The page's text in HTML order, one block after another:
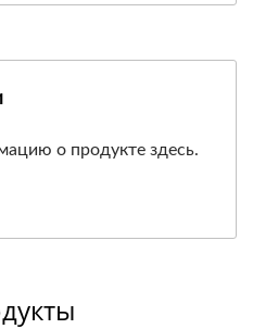
о продукте здесь.